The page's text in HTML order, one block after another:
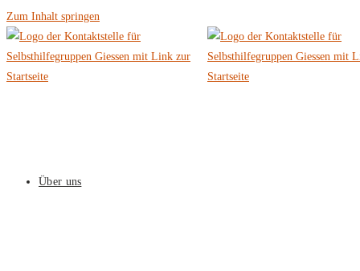
Zum Inhalt springen
Über uns